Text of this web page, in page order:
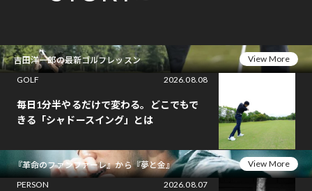
吉田洋一郎の最新ゴルフレッスン
View More
GOLF
2026.08.08
毎日1分半やるだけで変わる。どこでもで
きる「シャドースイング」とは
『革命のファンファーレ』から『夢と金』
View More
PERSON
2026.08.07